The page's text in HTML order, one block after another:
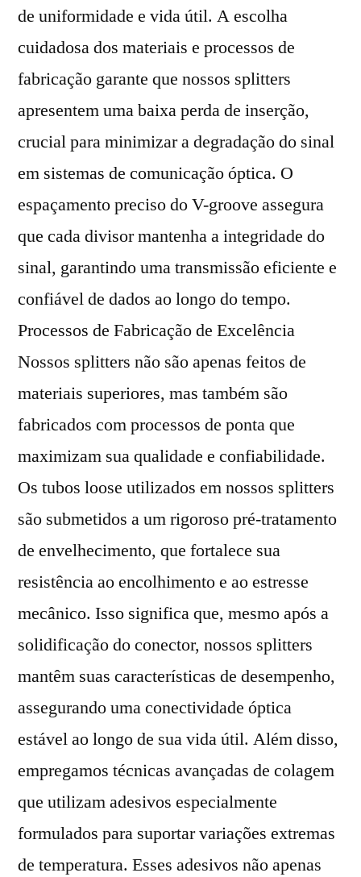
de uniformidade e vida útil. A escolha
cuidadosa dos materiais e processos de
fabricação garante que nossos splitters
apresentem uma baixa perda de inserção,
crucial para minimizar a degradação do sinal
em sistemas de comunicação óptica. O
espaçamento preciso do V-groove assegura
que cada divisor mantenha a integridade do
sinal, garantindo uma transmissão eficiente e
confiável de dados ao longo do tempo.
Processos de Fabricação de Excelência
Nossos splitters não são apenas feitos de
materiais superiores, mas também são
fabricados com processos de ponta que
maximizam sua qualidade e confiabilidade.
Os tubos loose utilizados em nossos splitters
são submetidos a um rigoroso pré-tratamento
de envelhecimento, que fortalece sua
resistência ao encolhimento e ao estresse
mecânico. Isso significa que, mesmo após a
solidificação do conector, nossos splitters
mantêm suas características de desempenho,
assegurando uma conectividade óptica
estável ao longo de sua vida útil. Além disso,
empregamos técnicas avançadas de colagem
que utilizam adesivos especialmente
formulados para suportar variações extremas
de temperatura. Esses adesivos não apenas